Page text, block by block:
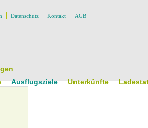
Datenschutz Kontakt AGB
Ausflugsziele Unterkünfte